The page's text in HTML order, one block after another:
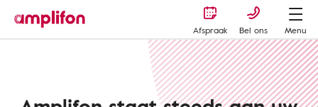
Afspraak Bel ons
Menu